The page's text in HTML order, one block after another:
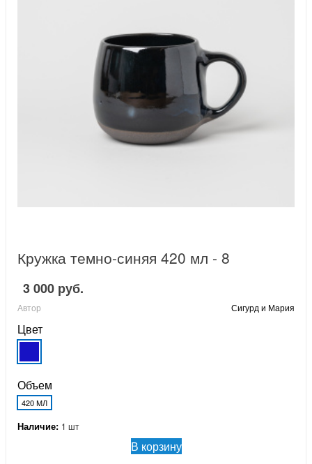
Кружка темно-синяя 420 мл - 8
3 000 руб.
Автор Сигурд и Мария
Цвет
Объем
420 МЛ
Наличие: 1 шт
В корзину